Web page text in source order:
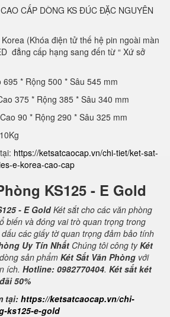
CẤP DÒNG KS ĐÚC ĐẶC NGUYÊN
(Khóa điện tử thế hệ pin ngoài màn
đẳng cấp hạng sang đến từ “ Xứ sở
* Rộng 500 * Sâu 545 mm
375 * Rộng 385 * Sâu 340 mm
90 * Rộng 290 * Sâu 325 mm
https://ketsatcaocap.vn/chi-tiet/ket-sat-
e-korea-cao-cap
KS125 - E Gold
- E GoldKét sắt cho các văn phòng
biến và đóng vai trò quan trọng trong
các giấy tờ quan trọng đảm bảo tính
Uy Tín Nhất Chúng tôi công tyKét
sản phẩm Két Sắt Văn Phòng với
ích. Hotline: 0982770404. Két sắt két
50%
tại: https://ketsatcaocap.vn/chi-
ks125-e-gold